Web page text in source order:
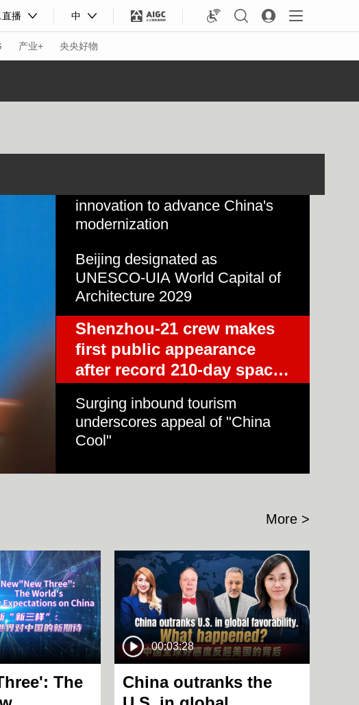
直播 中
产业+ 央央好物
综合体育 亚冬会
艺术 汽车 数智 5G 产业+
天气 才艺 网展 央央好物
innovation to advance China's
modernization
Beijing designated as
UNESCO-UIA World Capital of
Architecture 2029
Shenzhou-21 crew makes first
public appearance after record
210-day space mission
Surging inbound tourism
underscores appeal of
"China Cool"
More >
The
00:03:28
China outranks the